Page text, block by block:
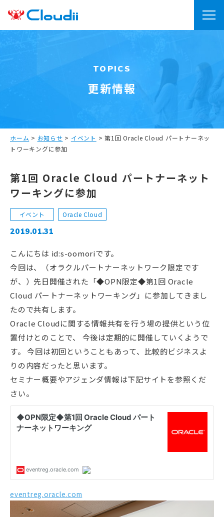
TOPICS
更新情報
ホーム > お知らせ > イベント > 第1回 Oracle Cloud パートナーネッ
トワーキングに参加
第1回 Oracle Cloud パートナーネット
ワーキングに参加
イベント Oracle Cloud
2019.01.31
こんにちは id:s-oomoriです。
今回は、（オラクルパートナーネットワーク限定です
が、）先日開催された「◆OPN限定◆第1回 Oracle
Cloud パートナーネットワーキング」に参加してきまし
たので共有します。
Oracle Cloudに関する情報共有を行う場の提供という位
置付けとのことで、 今後は定期的に開催していくようで
す。 今回は初回ということもあって、比較的ビジネスよ
りの内容だったと思います。
セミナー概要やアジェンダ情報は下記サイトを参照くだ
さい。
eventreg.oracle.com